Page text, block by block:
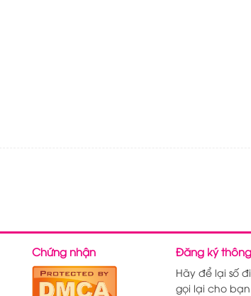
Chứng nhận Đăng ký
Hãy để lại số
gọi lại cho